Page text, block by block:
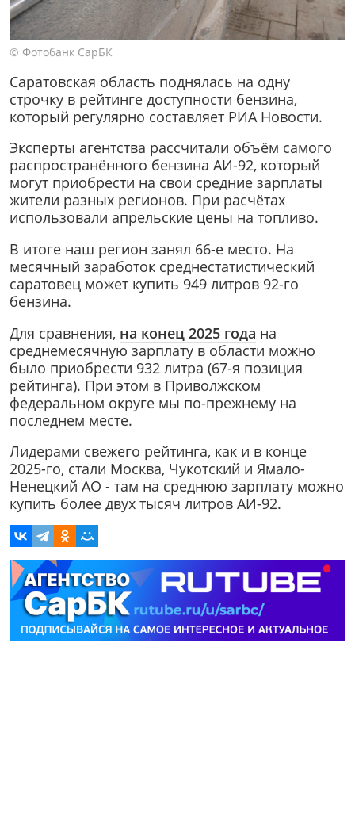
© Фотобанк СарБК
Саратовская область поднялась на одну
строчку в рейтинге доступности бензина,
который регулярно составляет РИА Новости.
Эксперты агентства рассчитали объём самого
распространённого бензина АИ-92, который
могут приобрести на свои средние зарплаты
жители разных регионов. При расчётах
использовали апрельские цены на топливо.
В итоге наш регион занял 66-е место. На
месячный заработок среднестатистический
саратовец может купить 949 литров 92-го
бензина.
Для сравнения, на конец 2025 года на
среднемесячную зарплату в области можно
было приобрести 932 литра (67-я позиция
рейтинга). При этом в Приволжском
федеральном округе мы по-прежнему на
последнем месте.
Лидерами свежего рейтинга, как и в конце
2025-го, стали Москва, Чукотский и Ямало-
Ненецкий АО - там на среднюю зарплату можно
купить более двух тысяч литров АИ-92.